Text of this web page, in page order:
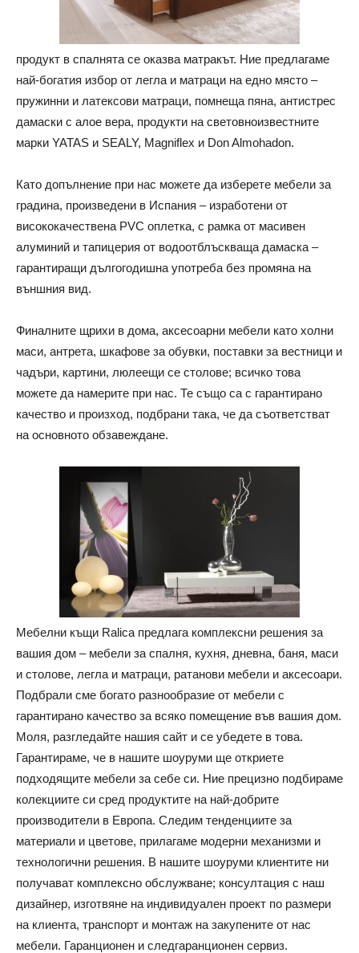
продукт в спалнята се оказва матракът. Ние предлагаме
най-богатия избор от легла и матраци на едно място –
пружинни и латексови матраци, помнеща пяна, антистрес
дамаски с алое вера, продукти на световноизвестните
марки YATAS и SEALY, Magniflex и Don Almohadon.
Като допълнение при нас можете да изберете мебели за
градина, произведени в Испания – изработени от
висококачествена PVC оплетка, с рамка от масивен
алуминий и тапицерия от водоотблъскваща дамаска –
гарантиращи дългогодишна употреба без промяна на
външния вид.
Финалните щрихи в дома, аксесоарни мебели като холни
маси, антрета, шкафове за обувки, поставки за вестници и
чадъри, картини, люлеещи се столове; всичко това
можете да намерите при нас. Те също са с гарантирано
качество и произход, подбрани така, че да съответстват
на основното обзавеждане.
Мебелни къщи Ralica предлага комплексни решения за
вашия дом – мебели за спалня, кухня, дневна, баня, маси
и столове, легла и матраци, ратанови мебели и аксесоари.
Подбрали сме богато разнообразие от мебели с
гарантирано качество за всяко помещение във вашия дом.
Моля, разгледайте нашия сайт и се убедете в това.
Гарантираме, че в нашите шоуруми ще откриете
подходящите мебели за себе си. Ние прецизно подбираме
колекциите си сред продуктите на най-добрите
производители в Европа. Следим тенденциите за
материали и цветове, прилагаме модерни механизми и
технологични решения. В нашите шоуруми клиентите ни
получават комплексно обслужване; консултация с наш
дизайнер, изготвяне на индивидуален проект по размери
на клиента, транспорт и монтаж на закупените от нас
мебели. Гаранционен и следгаранционен сервиз.